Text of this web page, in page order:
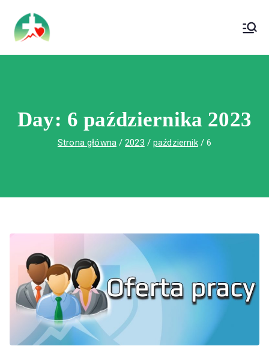
treści
Wojewódzki Szpital Specjalistyczny im.
Św. Rafała w Czerwonej Górze
Day: 6 października 2023
Strona główna 2023 październik 6